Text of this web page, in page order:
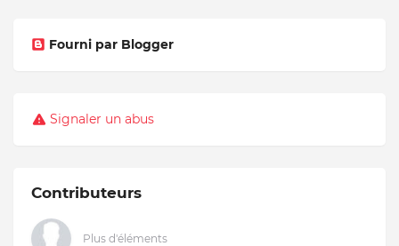
Fourni par Blogger
Signaler un abus
Contributeurs
Plus d'éléments